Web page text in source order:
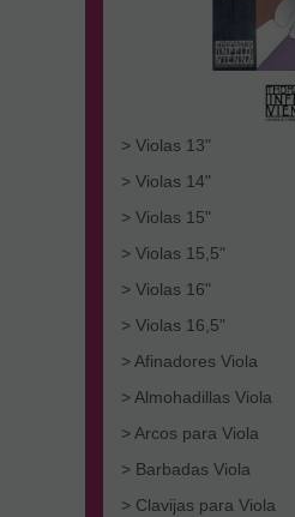
> Violas 13"
> Violas 14"
> Violas 15"
> Violas 15,5"
> Violas 16"
> Violas 16,5"
> Afinadores Viola
> Almohadillas Viola
> Arcos para Viola
> Barbadas Viola
> Clavijas para Viola